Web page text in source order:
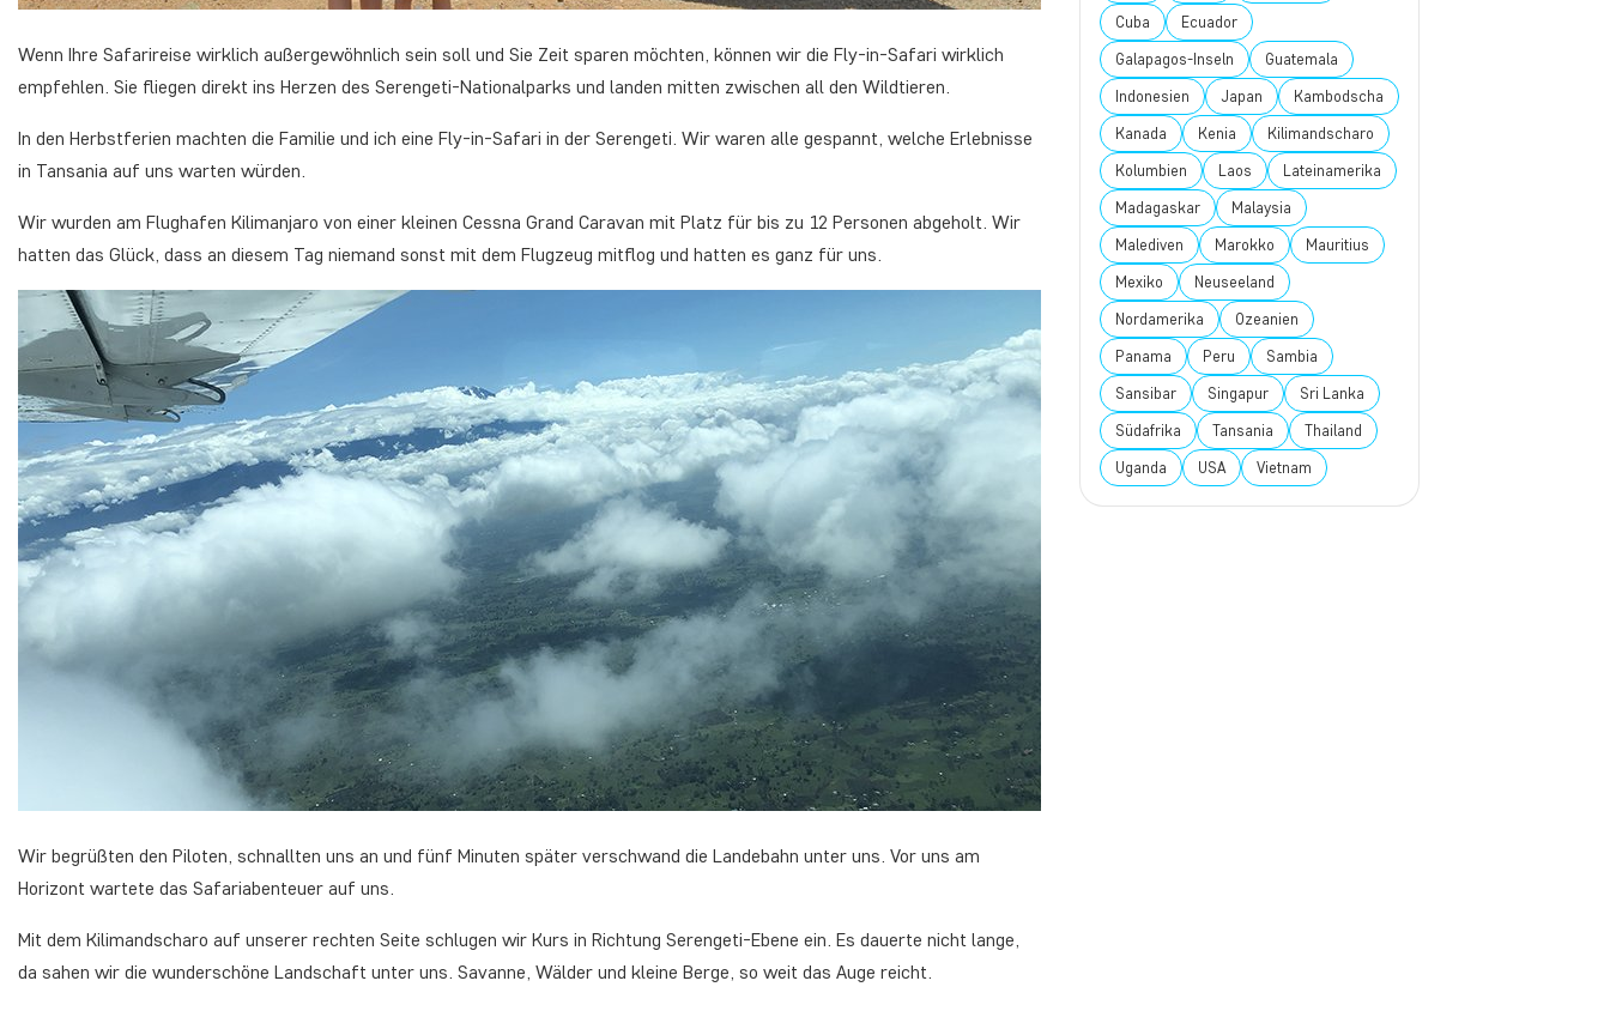
Wenn Ihre Safarireise wirklich außergewöhnlich sein soll und Sie Zeit sparen möchten, können wir die Fly-in-Safari wirklich
empfehlen. Sie fliegen direkt ins Herzen des Serengeti-Nationalparks und landen mitten zwischen all den Wildtieren.
In den Herbstferien machten die Familie und ich eine Fly-in-Safari in der Serengeti. Wir waren alle gespannt, welche Erlebnisse
in Tansania auf uns warten würden.
Wir wurden am Flughafen Kilimanjaro von einer kleinen Cessna Grand Caravan mit Platz für bis zu 12 Personen abgeholt. Wir
hatten das Glück, dass an diesem Tag niemand sonst mit dem Flugzeug mitflog und hatten es ganz für uns.
Wir begrüßten den Piloten, schnallten uns an und fünf Minuten später verschwand die Landebahn unter uns. Vor uns am
Horizont wartete das Safariabenteuer auf uns.
Mit dem Kilimandscharo auf unserer rechten Seite schlugen wir Kurs in Richtung Serengeti-Ebene ein. Es dauerte nicht lange,
da sahen wir die wunderschöne Landschaft unter uns. Savanne, Wälder und kleine Berge, so weit das Auge reicht.
Cuba Ecuador
Galapagos-Inseln Guatemala
Indonesien Japan Kambodscha
Kanada Kenia Kilimandscharo
Kolumbien Laos Lateinamerika
Madagaskar Malaysia
Malediven Marokko Mauritius
Mexiko Neuseeland
Nordamerika Ozeanien
Panama Peru Sambia
Sansibar Singapur Sri Lanka
Südafrika Tansania Thailand
Uganda USA Vietnam